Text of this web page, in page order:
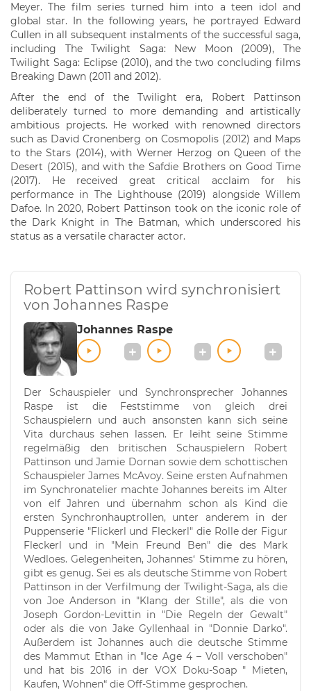
Meyer. The film series turned him into a teen idol and
global star. In the following years, he portrayed Edward
Cullen in all subsequent instalments of the successful saga,
including The Twilight Saga: New Moon (2009), The
Twilight Saga: Eclipse (2010), and the two concluding films
Breaking Dawn (2011 and 2012).
After the end of the Twilight era, Robert Pattinson
deliberately turned to more demanding and artistically
ambitious projects. He worked with renowned directors
such as David Cronenberg on Cosmopolis (2012) and Maps
to the Stars (2014), with Werner Herzog on Queen of the
Desert (2015), and with the Safdie Brothers on Good Time
(2017). He received great critical acclaim for his
performance in The Lighthouse (2019) alongside Willem
Dafoe. In 2020, Robert Pattinson took on the iconic role of
the Dark Knight in The Batman, which underscored his
status as a versatile character actor.
Robert Pattinson wird synchronisiert
von Johannes Raspe
Johannes Raspe
Der Schauspieler und Synchronsprecher Johannes
Raspe ist die Feststimme von gleich drei
Schauspielern und auch ansonsten kann sich seine
Vita durchaus sehen lassen. Er leiht seine Stimme
regelmäßig den britischen Schauspielern Robert
Pattinson und Jamie Dornan sowie dem schottischen
Schauspieler James McAvoy. Seine ersten Aufnahmen
im Synchronatelier machte Johannes bereits im Alter
von elf Jahren und übernahm schon als Kind die
ersten Synchronhauptrollen, unter anderem in der
Puppenserie "Flickerl und Fleckerl" die Rolle der Figur
Fleckerl und in "Mein Freund Ben" die des Mark
Wedloes. Gelegenheiten, Johannes‘ Stimme zu hören,
gibt es genug. Sei es als deutsche Stimme von Robert
Pattinson in der Verfilmung der Twilight-Saga, als die
von Joe Anderson in "Klang der Stille", als die von
Joseph Gordon-Levittin in "Die Regeln der Gewalt"
oder als die von Jake Gyllenhaal in "Donnie Darko".
Außerdem ist Johannes auch die deutsche Stimme
des Mammut Ethan in "Ice Age 4 – Voll verschoben"
und hat bis 2016 in der VOX Doku-Soap " Mieten,
Kaufen, Wohnen“ die Off-Stimme gesprochen.